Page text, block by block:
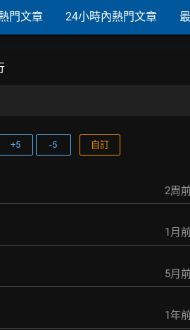
門文章 24小時內熱門文章
+5 -5 自訂
2周
1月
5月
1年